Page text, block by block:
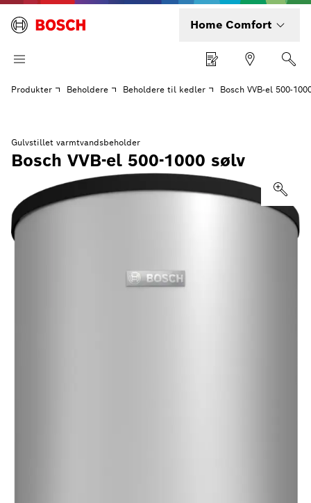
Home Comfort
Produkter Beholdere Beholdere til kedler Bosch VVB-el 500-
Gulvstillet varmtvandsbeholder
Bosch VVB-el 500-1000 sølv